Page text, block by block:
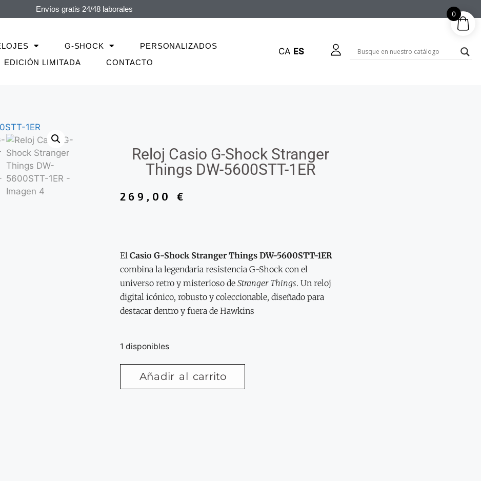
Envíos gratis 24/48 laborales
G-SHOCK
PERSONALIZADOS
EDICIÓN LIMITADA
CONTACTO
CA ES
Reloj Casio G-Shock Stranger
Things DW-5600STT-1ER
269,00 €
El Casio G-Shock Stranger Things DW-5600STT-1ER
combina la legendaria resistencia G-Shock con el
universo retro y misterioso de Stranger Things. Un reloj
digital icónico, robusto y coleccionable, diseñado para
destacar dentro y fuera de Hawkins
1 disponibles
Añadir al carrito
0